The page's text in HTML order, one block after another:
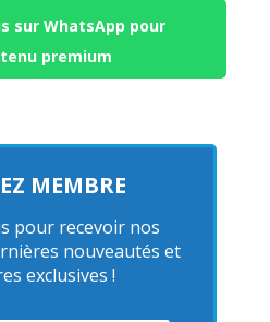
sur WhatsApp pour
premium
MEMBRE
pour recevoir nos
nouveautés et
exclusives !